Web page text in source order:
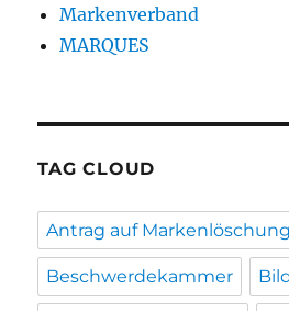
Markenverband
MARQUES
TAG CLOUD
Antrag auf Markenlöschung
Beschwerdekammer